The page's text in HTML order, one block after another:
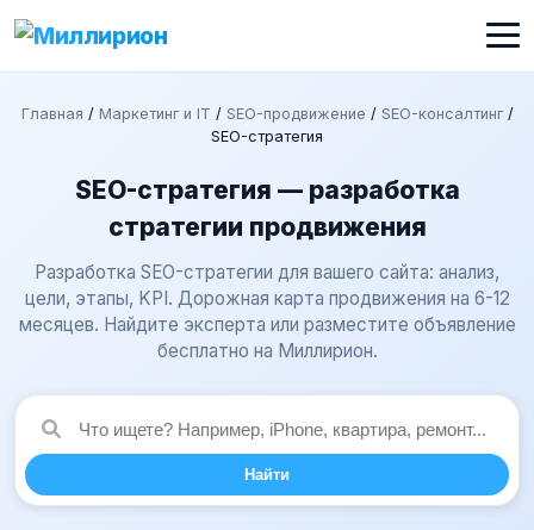
Главная / Маркетинг и IT / SEO-продвижение / SEO-консалтинг/
SEO-стратегия
SEO-стратегия — разработка
стратегии продвижения
Разработка SEO-стратегии для вашего сайта: анализ,
цели, этапы, KPI. Дорожная карта продвижения на 6-12
месяцев. Найдите эксперта или разместите объявление
бесплатно на Миллирион.
Найти